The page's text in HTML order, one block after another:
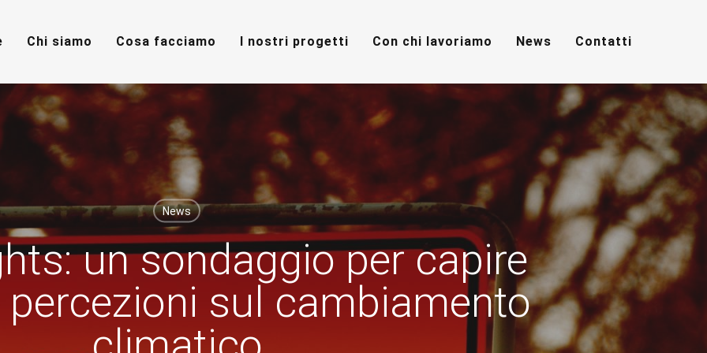
Chi siamo Cosa facciamo I nostri progetti Con chi lavoriamo News Contatti
News
un sondaggio per capire
percezioni sul cambiamento